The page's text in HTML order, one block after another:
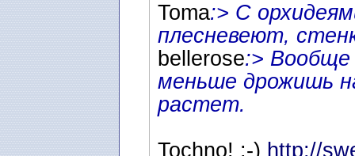
Toma:> С
плесневеют,
bellerose:> Вообще
меньше дрожишь
растет.
Tochno! :-) http://